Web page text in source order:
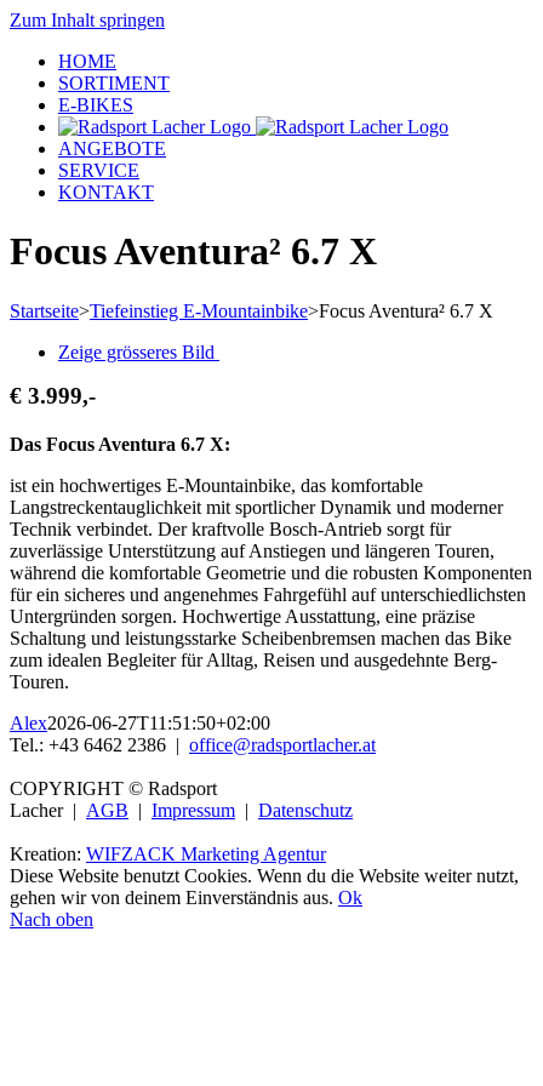
Zum Inhalt springen
HOME
SORTIMENT
E-BIKES
ANGEBOTE
SERVICE
KONTAKT
Focus Aventura² 6.7 X
Startseite>Tiefeinstieg E-Mountainbike>Focus Aventura² 6.7 X
Zeige grösseres Bild
€ 3.999,-
Das Focus Aventura 6.7 X:
ist ein hochwertiges E-Mountainbike, das komfortable
Langstreckentauglichkeit mit sportlicher Dynamik und moderner
Technik verbindet. Der kraftvolle Bosch-Antrieb sorgt für
zuverlässige Unterstützung auf Anstiegen und längeren Touren,
während die komfortable Geometrie und die robusten Komponenten
für ein sicheres und angenehmes Fahrgefühl auf unterschiedlichsten
Untergründen sorgen. Hochwertige Ausstattung, eine präzise
Schaltung und leistungsstarke Scheibenbremsen machen das Bike
zum idealen Begleiter für Alltag, Reisen und ausgedehnte Berg-
Touren.
Alex2026-06-27T11:51:50+02:00
Tel.: +43 6462 2386 | office@radsportlacher.at
COPYRIGHT © Radsport
Lacher | AGB | Impressum | Datenschutz
Kreation: WIFZACK Marketing Agentur
Diese Website benutzt Cookies. Wenn du die Website weiter nutzt,
gehen wir von deinem Einverständnis aus. Ok
Nach oben